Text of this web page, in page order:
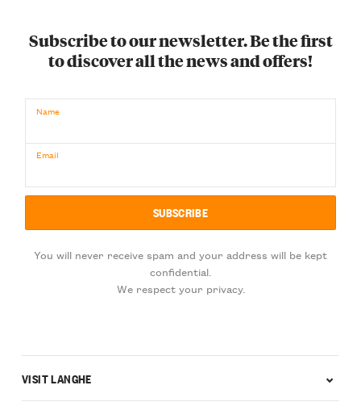
Subscribe to our newsletter. Be the first
to discover all the news and offers!
Name
Email
You will never receive spam and your address will be kept
confidential.
We respect your privacy.
VISIT LANGHE